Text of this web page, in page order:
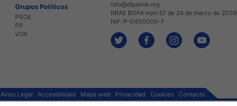
Grupos Políticos
PSOE
PP
VOX
info@dipalme.org
RRAE BOPA núm 57 de 24 de marzo de 2009
NIF: P-0400000-F
Aviso Legal Accesibilidad Mapa web Privacidad Cookies Contacto